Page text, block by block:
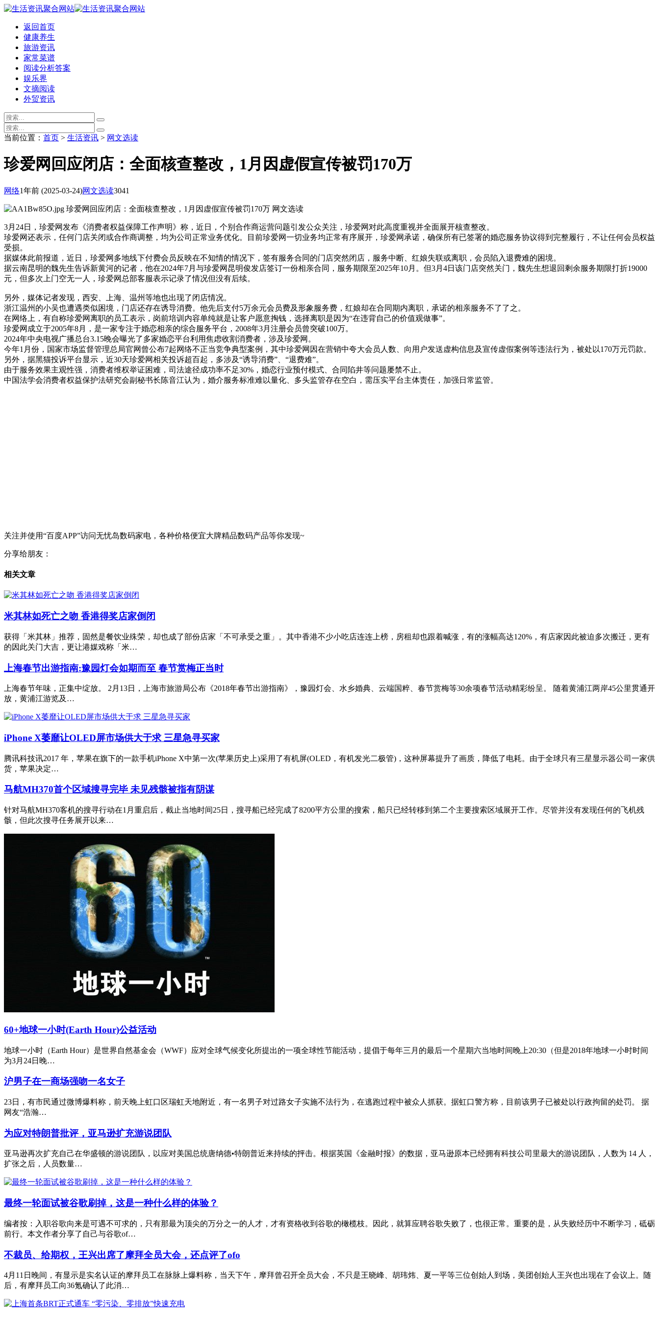
返回首页
健康养生
旅游资讯
家常菜谱
阅读分析答案
娱乐界
文摘阅读
外贸资讯
当前位置： 首页 > 生活资讯 > 网文选读
珍爱网回应闭店：全面核查整改，1月因虚假宣传被罚170万
网络1年前 (2025-03-24)网文选读3041
3月24日，珍爱网发布《消费者权益保障工作声明》称，近日，个别合作商运营问题引发公众关注，珍爱网对此高度重视并全面展开核查整改。
珍爱网还表示，任何门店关闭或合作商调整，均为公司正常业务优化。目前珍爱网一切业务均正常有序展开，珍爱网承诺，确保所有已签署的婚恋服务协议得到完整履行，不让任何会员权益
受损。
据媒体此前报道，近日，珍爱网多地线下付费会员反映在不知情的情况下，签有服务合同的门店突然闭店，服务中断、红娘失联或离职，会员陷入退费难的困境。
据云南昆明的魏先生告诉新黄河的记者，他在2024年7月与珍爱网昆明俊发店签订一份相亲合同，服务期限至2025年10月。但3月4日该门店突然关门，魏先生想退回剩余服务期限打折19000
元，但多次上门空无一人，珍爱网总部客服表示记录了情况但没有后续。
另外，媒体记者发现，西安、上海、温州等地也出现了闭店情况。
浙江温州的小吴也遭遇类似困境，门店还存在诱导消费。他先后支付5万余元会员费及形象服务费，红娘却在合同期内离职，承诺的相亲服务不了了之。
在网络上，有自称珍爱网离职的员工表示，岗前培训内容单纯就是让客户愿意掏钱，选择离职是因为“在违背自己的价值观做事”。
珍爱网成立于2005年8月，是一家专注于婚恋相亲的综合服务平台，2008年3月注册会员曾突破100万。
2024年中央电视广播总台3.15晚会曝光了多家婚恋平台利用焦虑收割消费者，涉及珍爱网。
今年1月份，国家市场监督管理总局官网曾公布7起网络不正当竞争典型案例，其中珍爱网因在营销中夸大会员人数、向用户发送虚构信息及宣传虚假案例等违法行为，被处以170万元罚款。
另外，据黑猫投诉平台显示，近30天珍爱网相关投诉超百起，多涉及“诱导消费”、“退费难”。
由于服务效果主观性强，消费者维权举证困难，司法途径成功率不足30%，婚恋行业预付模式、合同陷井等问题屡禁不止。
中国法学会消费者权益保护法研究会副秘书长陈音江认为，婚介服务标准难以量化、多头监管存在空白，需压实平台主体责任，加强日常监管。
关注并使用“百度APP”访问无忧岛数码家电，各种价格便宜大牌精品数码产品等你发现~
分享给朋友：
相关文章
米其林如死亡之吻 香港得奖店家倒闭
获得「米其林」推荐，固然是餐饮业殊荣，却也成了部份店家「不可承受之重」。其中香港不少小吃店连连上榜，房租却也跟着喊涨，有的涨幅高达120%，有店家因此被迫多次搬迁，更有
的因此关门大吉，更让港媒戏称「米…
上海春节出游指南:豫园灯会如期而至 春节赏梅正当时
上海春节年味，正集中绽放。 2月13日，上海市旅游局公布《2018年春节出游指南》，豫园灯会、水乡婚典、云端国粹、春节赏梅等30余项春节活动精彩纷呈。 随着黄浦江两岸45公里贯通开
放，黄浦江游览及…
iPhone X萎靡让OLED屏市场供大于求 三星急寻买家
腾讯科技讯2017 年，苹果在旗下的一款手机iPhone X中第一次(苹果历史上)采用了有机屏(OLED，有机发光二极管)，这种屏幕提升了画质，降低了电耗。由于全球只有三星显示器公司一家供
货，苹果决定…
马航MH370首个区域搜寻完毕 未见残骸被指有阴谋
针对马航MH370客机的搜寻行动在1月重启后，截止当地时间25日，搜寻船已经完成了8200平方公里的搜索，船只已经转移到第二个主要搜索区域展开工作。尽管并没有发现任何的飞机残
骸，但此次搜寻任务展开以来…
60+地球一小时(Earth Hour)公益活动
地球一小时（Earth Hour）是世界自然基金会（WWF）应对全球气候变化所提出的一项全球性节能活动，提倡于每年三月的最后一个星期六当地时间晚上20:30（但是2018年地球一小时时间
为3月24日晚…
沪男子在一商场强吻一名女子
23日，有市民通过微博爆料称，前天晚上虹口区瑞虹天地附近，有一名男子对过路女子实施不法行为，在逃跑过程中被众人抓获。据虹口警方称，目前该男子已被处以行政拘留的处罚。 据
网友“浩瀚…
为应对特朗普批评，亚马逊扩充游说团队
亚马逊再次扩充自己在华盛顿的游说团队，以应对美国总统唐纳德•特朗普近来持续的抨击。根据英国《金融时报》的数据，亚马逊原本已经拥有科技公司里最大的游说团队，人数为 14 人，
扩张之后，人员数量…
最终一轮面试被谷歌刷掉，这是一种什么样的体验？
编者按：入职谷歌向来是可遇不可求的，只有那最为顶尖的万分之一的人才，才有资格收到谷歌的橄榄枝。因此，就算应聘谷歌失败了，也很正常。重要的是，从失败经历中不断学习，砥砺
前行。本文作者分享了自己与谷歌of…
不裁员、给期权，王兴出席了摩拜全员大会，还点评了ofo
4月11日晚间，有显示是实名认证的摩拜员工在脉脉上爆料称，当天下午，摩拜曾召开全员大会，不只是王晓峰、胡玮炜、夏一平等三位创始人到场，美团创始人王兴也出现在了会议上。随
后，有摩拜员工向36氪确认了此消…